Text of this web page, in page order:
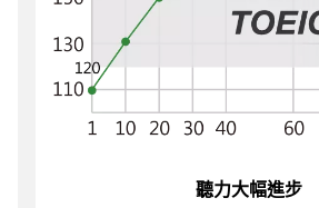
聽力大幅進步